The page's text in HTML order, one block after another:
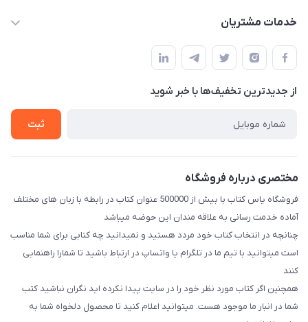
طبقه بالای دنیای لبنیات (مراجعه حضوری فقط در صورت هماهنگی
قبلی با شماره ۰۹۳۷۱۷۴۲۴۲۳ امکان پذیر است)
حساب کاربری
لیست محصولات
درباره ما
خدمات مشتریان
قوانین و مقررات
حریم خصوصی
راهنما
از جدید‌ترین تخفیف‌ها با‌ خبر شوید
ثبت
مختصری درباره فروشگاه
فروشگاه یاس کتاب با بیش از 500000 عنوان کتاب در رابطه با زبان های مختلف
آماده خدمت رسانی به علاقه مندان این حوضه میباشد
چنانچه در انتخاب کتاب خود مردد هستید و نمیدانید چه کتابی برای شما مناسب
است میتوانید با تیم ما در تلگرام یا واتساپ در ارتباط باشید تا شما‌را راهنمایی
کنند
همچنین اگر کتاب مورد نظر خود را در سایت پیدا نکرده اید نگران نباشید کتب
شما در انبار ما موجود هست. میتوانید اعلام کنید تا محصول دلخواه شما به